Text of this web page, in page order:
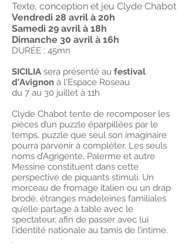
Texte, conception et jeu Clyde Chabot
Vendredi 28 avril à 20h
Samedi 29 avril à 18h
Dimanche 30 avril à 16h
DURÉE : 45mn
SICILIA sera présenté au festival
d'Avignon à l'Espace Roseau
du 7 au 30 juillet à 11h
Clyde Chabot tente de recomposer les
pièces d’un puzzle éparpillées par le
temps, puzzle que seul son imaginaire
pourra parvenir à compléter. Les seuls
noms d’Agrigente, Palerme et autre
Messine constituent dans cette
perspective de piquants stimuli. Un
morceau de fromage italien ou un drap
brodé, étranges madeleines familiales
qu’elle partage à table avec le
spectateur, afin de passer avec lui
l’identité nationale au tamis de l’intime.
.